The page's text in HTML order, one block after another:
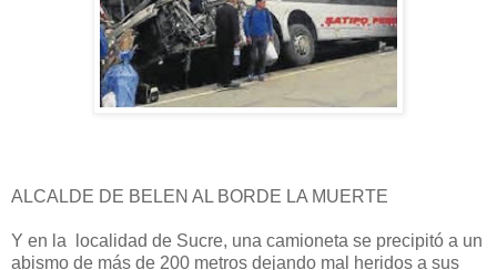
ALCALDE DE BELEN AL BORDE LA MUERTE
Y en la localidad de Sucre, una camioneta se precipitó a un
abismo de más de 200 metros dejando mal heridos a sus